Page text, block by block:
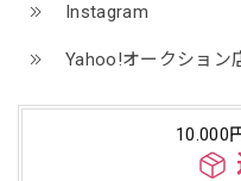
Instagram
Yahoo!オークション
10.000